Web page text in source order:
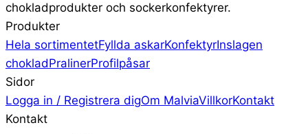
chokladprodukter och sockerkonfektyrer.
Produkter
Hela sortimentetFyllda askarKonfektyrInslagen
chokladPralinerProfilpåsar
Sidor
Logga in / Registrera digOm MalviaVillkorKontakt
Kontakt